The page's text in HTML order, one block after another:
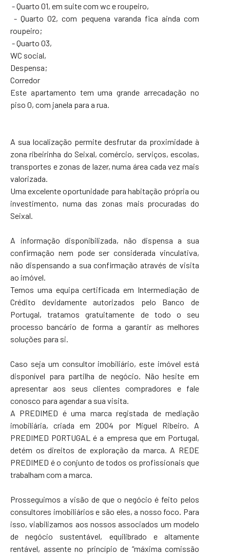
- Quarto 01, em suite com wc e roupeiro,
- Quarto 02, com pequena varanda fica ainda com
roupeiro;
- Quarto 03,
WC social,
Despensa;
Corredor
Este apartamento tem uma grande arrecadação no
piso 0, com janela para a rua.
A sua localização permite desfrutar da proximidade à
zona ribeirinha do Seixal, comércio, serviços, escolas,
transportes e zonas de lazer, numa área cada vez mais
valorizada.
Uma excelente oportunidade para habitação própria ou
investimento, numa das zonas mais procuradas do
Seixal.
A informação disponibilizada, não dispensa a sua
confirmação nem pode ser considerada vinculativa,
não dispensando a sua confirmação através de visita
ao imóvel.
Temos uma equipa certificada em Intermediação de
Crédito devidamente autorizados pelo Banco de
Portugal, tratamos gratuitamente de todo o seu
processo bancário de forma a garantir as melhores
soluções para si.
Caso seja um consultor imobiliário, este imóvel está
disponível para partilha de negócio. Não hesite em
apresentar aos seus clientes compradores e fale
conosco para agendar a sua visita.
A PREDIMED é uma marca registada de mediação
imobiliária, criada em 2004 por Miguel Ribeiro. A
PREDIMED PORTUGAL é a empresa que em Portugal,
detém os direitos de exploração da marca. A REDE
PREDIMED é o conjunto de todos os profissionais que
trabalham com a marca.
Prosseguimos a visão de que o negócio é feito pelos
consultores imobiliários e são eles, a nosso foco. Para
isso, viabilizamos aos nossos associados um modelo
de negócio sustentável, equilibrado e altamente
rentável, assente no princípio de “máxima comissão